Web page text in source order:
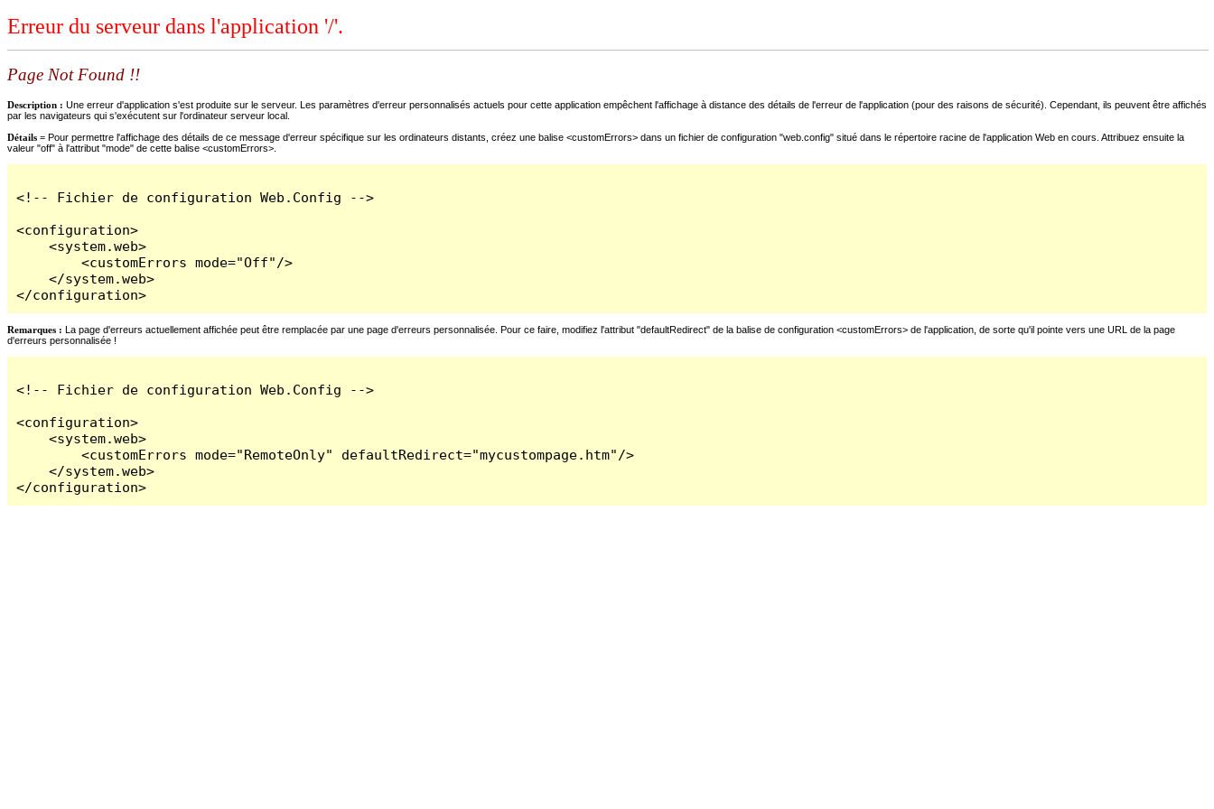
Erreur du serveur dans l'application '/'.
Page Not Found !!
Description : Une erreur d'application s'est produite sur le serveur. Les paramètres d'erreur personnalisés actuels pour cette application empêchent l'affichage à distance des détails de l'erreur de l'application (pour des raisons de sécurité). Cependant, ils peuvent être affichés
par les navigateurs qui s'exécutent sur l'ordinateur serveur local.
Détails = Pour permettre l'affichage des détails de ce message d'erreur spécifique sur les ordinateurs distants, créez une balise <customErrors> dans un fichier de configuration "web.config" situé dans le répertoire racine de l'application Web en cours. Attribuez ensuite la
valeur "off" à l'attribut "mode" de cette balise <customErrors>.
<!-- Fichier de configuration Web.Config -->
<configuration>
    <system.web>
        <customErrors mode="Off"/>
    </system.web>
</configuration>
Remarques : La page d'erreurs actuellement affichée peut être remplacée par une page d'erreurs personnalisée. Pour ce faire, modifiez l'attribut "defaultRedirect" de la balise de configuration <customErrors> de l'application, de sorte qu'il pointe vers une URL de la page
d'erreurs personnalisée !
<!-- Fichier de configuration Web.Config -->
<configuration>
    <system.web>
        <customErrors mode="RemoteOnly" defaultRedirect="mycustompage.htm"/>
    </system.web>
</configuration>